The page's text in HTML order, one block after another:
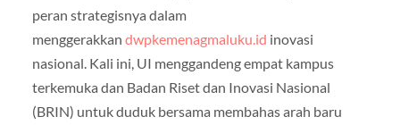
peran strategisnya dalam
menggerakkan dwpkemenagmaluku.id inovasi
nasional. Kali ini, UI menggandeng empat kampus
terkemuka dan Badan Riset dan Inovasi Nasional
(BRIN) untuk duduk bersama membahas arah baru